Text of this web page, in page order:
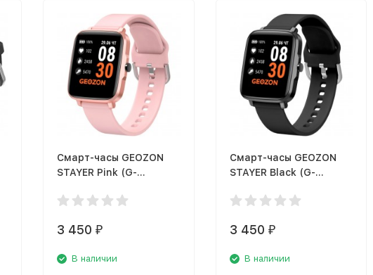
Смарт-часы GEOZON
STAYER Pink (G-
3 450 ₽
В наличии
Смарт-часы GEOZON
STAYER Black (G-
3 450 ₽
В наличии